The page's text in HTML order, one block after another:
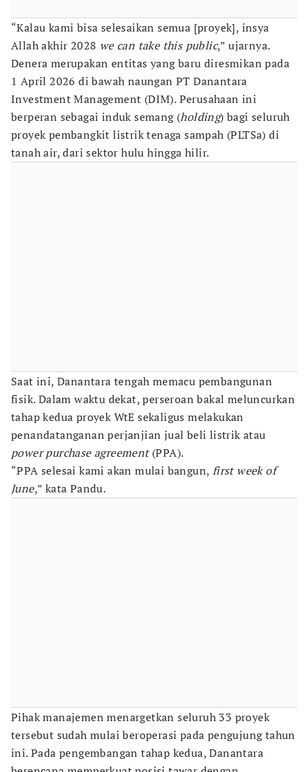
“Kalau kami bisa selesaikan semua [proyek], insya
Allah akhir 2028 we can take this public,” ujarnya.
Denera merupakan entitas yang baru diresmikan pada
1 April 2026 di bawah naungan PT Danantara
Investment Management (DIM). Perusahaan ini
berperan sebagai induk semang (holding) bagi seluruh
proyek pembangkit listrik tenaga sampah (PLTSa) di
tanah air, dari sektor hulu hingga hilir.
Saat ini, Danantara tengah memacu pembangunan
fisik. Dalam waktu dekat, perseroan bakal meluncurkan
tahap kedua proyek WtE sekaligus melakukan
penandatanganan perjanjian jual beli listrik atau
power purchase agreement(PPA).
“PPA selesai kami akan mulai bangun, first week of
June,” kata Pandu.
Pihak manajemen menargetkan seluruh 33 proyek
tersebut sudah mulai beroperasi pada pengujung tahun
ini. Pada pengembangan tahap kedua, Danantara